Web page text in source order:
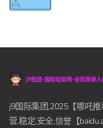
j9国际集团,2025【哪吒
营,稳定,安全,信誉【